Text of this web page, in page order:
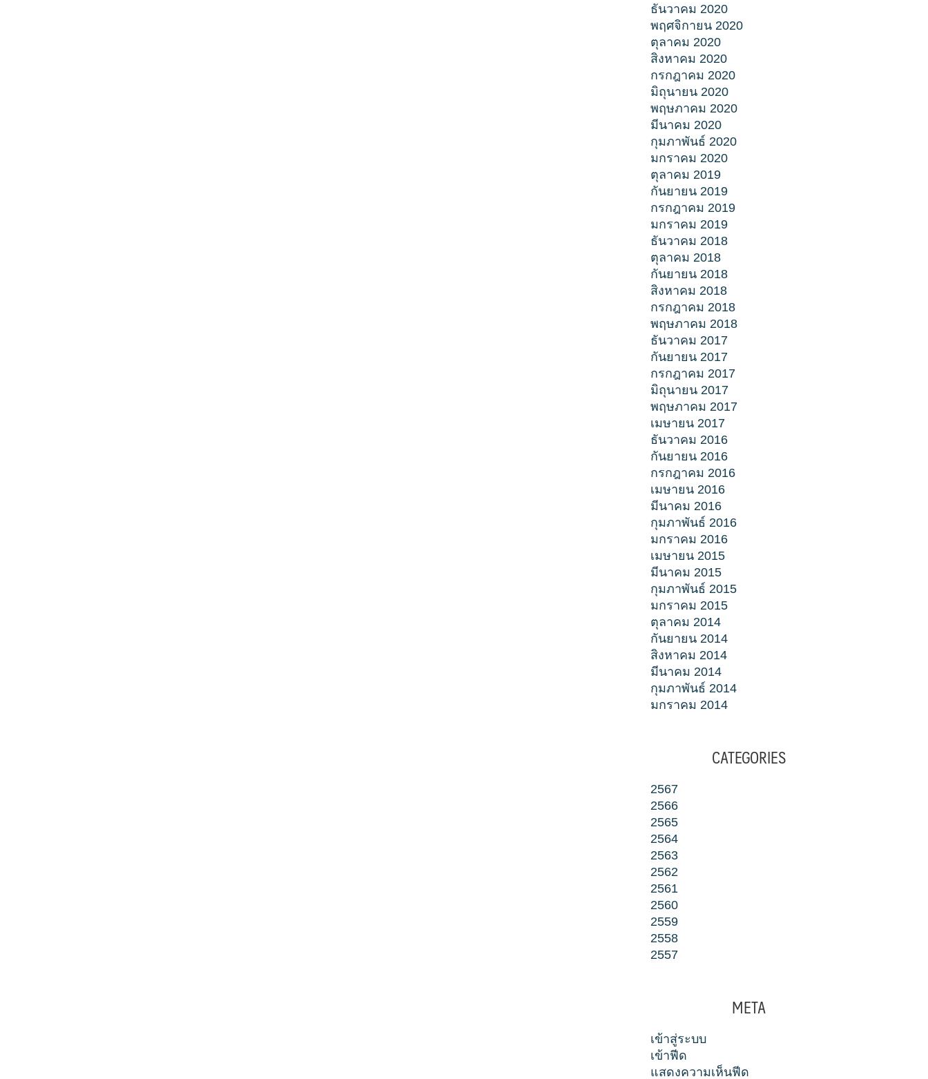
ธันวาคม 2020
พฤศจิกายน 2020
ตุลาคม 2020
สิงหาคม 2020
กรกฎาคม 2020
มิถุนายน 2020
พฤษภาคม 2020
มีนาคม 2020
กุมภาพันธ์ 2020
มกราคม 2020
ตุลาคม 2019
กันยายน 2019
กรกฎาคม 2019
มกราคม 2019
ธันวาคม 2018
ตุลาคม 2018
กันยายน 2018
สิงหาคม 2018
กรกฎาคม 2018
พฤษภาคม 2018
ธันวาคม 2017
กันยายน 2017
กรกฎาคม 2017
มิถุนายน 2017
พฤษภาคม 2017
เมษายน 2017
ธันวาคม 2016
กันยายน 2016
กรกฎาคม 2016
เมษายน 2016
มีนาคม 2016
กุมภาพันธ์ 2016
มกราคม 2016
เมษายน 2015
มีนาคม 2015
กุมภาพันธ์ 2015
มกราคม 2015
ตุลาคม 2014
กันยายน 2014
สิงหาคม 2014
มีนาคม 2014
กุมภาพันธ์ 2014
มกราคม 2014
CATEGORIES
2567
2566
2565
2564
2563
2562
2561
2560
2559
2558
2557
META
เข้าสู่ระบบ
เข้าฟีด
แสดงความเห็นฟีด